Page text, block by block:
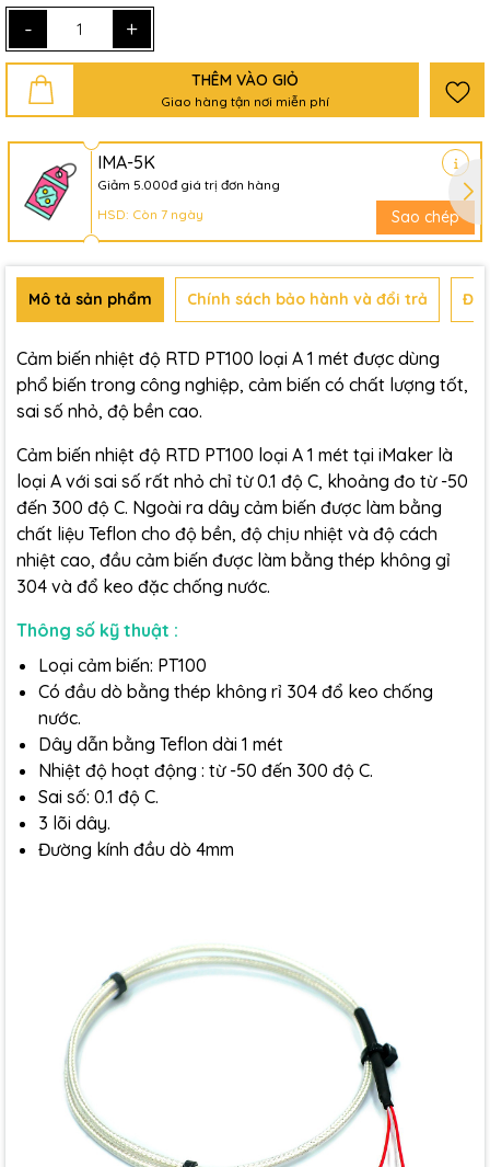
- +
THÊM VÀO GIỎ
Giao hàng tận nơi miễn phí
IMA-5K
Giảm 5.000đ giá trị đơn hàng
HSD: Còn 7 ngày
Sao chép
Mô tả sản phẩm Chính sách bảo hành và đổi trả
Cảm biến nhiệt độ RTD PT100 loại A 1 mét được dùng
phổ biến trong công nghiệp, cảm biến có chất lượng tốt,
sai số nhỏ, độ bền cao.
Cảm biến nhiệt độ RTD PT100 loại A 1 mét tại iMaker là
loại A với sai số rất nhỏ chỉ từ 0.1 độ C, khoảng đo từ -50
đến 300 độ C. Ngoài ra dây cảm biến được làm bằng
chất liệu Teflon cho độ bền, độ chịu nhiệt và độ cách
nhiệt cao, đầu cảm biến được làm bằng thép không gỉ
304 và đổ keo đặc chống nước.
Thông số kỹ thuật :
Loại cảm biến: PT100
Có đầu dò bằng thép không rỉ 304 đổ keo chống
nước.
Dây dẫn bằng Teflon dài 1 mét
Nhiệt độ hoạt động : từ -50 đến 300 độ C.
Sai số: 0.1 độ C.
3 lõi dây.
Đường kính đầu dò 4mm